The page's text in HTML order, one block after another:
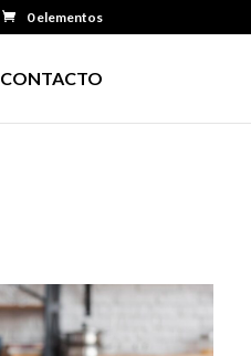
0 elementos
CONTACTO